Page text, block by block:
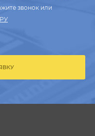
звонок или